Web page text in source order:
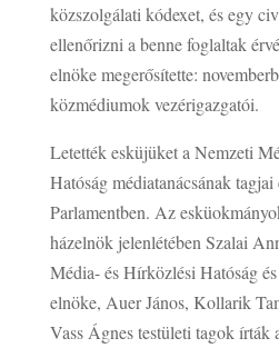
közszolgálati kódexet, és egy
ellenőrizni a benne foglaltak
elnöke megerősítette:
közmédiumok vezérigazgatói.
Letették esküjüket a Nemzeti
Hatóság médiatanácsának
Parlamentben. Az
házelnök jelenlétében Szalai
Média- és Hírközlési Hatóság
elnöke, Auer János, Kollarik
Vass Ágnes testületi tagok írták